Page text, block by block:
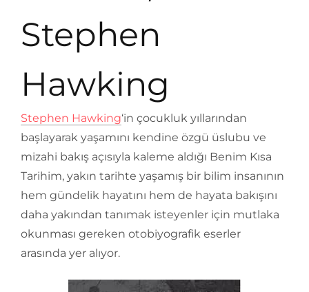
Stephen
Hawking
Stephen Hawking‘in çocukluk yıllarından
başlayarak yaşamını kendine özgü üslubu ve
mizahi bakış açısıyla kaleme aldığı Benim Kısa
Tarihim, yakın tarihte yaşamış bir bilim insanının
hem gündelik hayatını hem de hayata bakışını
daha yakından tanımak isteyenler için mutlaka
okunması gereken otobiyografik eserler
arasında yer alıyor.